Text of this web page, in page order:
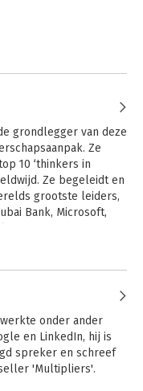
grondlegger van deze
Ze
10 ‘thinkers in
Ze begeleidt en
grootste leiders,
Bank, Microsoft,
leiderschap
onder ander
en LinkedIn, hij is
spreker en schreef
'Multipliers'.